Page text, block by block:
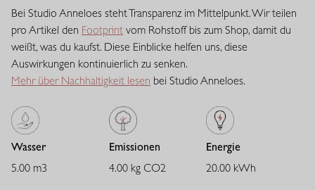
raffinierte mittlere Stoffdicke und bietet eine ausgewogene
Balance zwischen Stabilität und Geschmeidigkeit. Der Stoff trägt
sich angenehm, verleiht ausreichend Body und behält zuverlässig
seine Passform. Eine vielseitige Qualität mit eleganter
Ausstrahlung.
Bei Studio Anneloes steht Transparenz im Mittelpunkt. Wir teilen
pro Artikel den Footprint vom Rohstoff bis zum Shop, damit du
weißt, was du kaufst. Diese Einblicke helfen uns, diese
Auswirkungen kontinuierlich zu senken.
Mehr über Nachhaltigkeit lesen bei Studio Anneloes.
Wasser
5.00 m3
Emissionen
4.00 kg CO2
Energie
20.00 kWh